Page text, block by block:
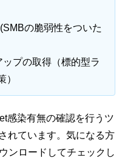
の脆弱性をついた
プの取得（標的型ラ
）
感染有無の確認を行うツ
れています。気になる方
ンロードしてチェックし